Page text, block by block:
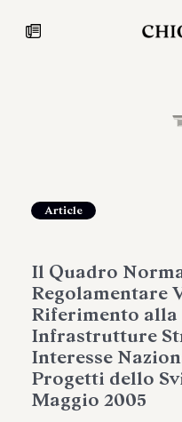
Fondazione
the Marmora
expanding Villa
Antiquarium
Article
Il Quadro
Regolamentare
Riferimento alla
Infrastrutture
Interesse
Progetti dello
Maggio 2005